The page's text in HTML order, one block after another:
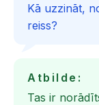
Kā uzzināt,
reiss?
Atbilde:
Tas ir